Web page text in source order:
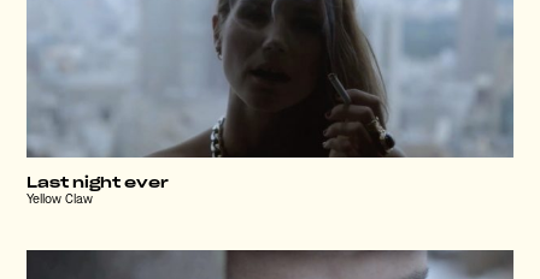
Last night ever
Yellow Claw